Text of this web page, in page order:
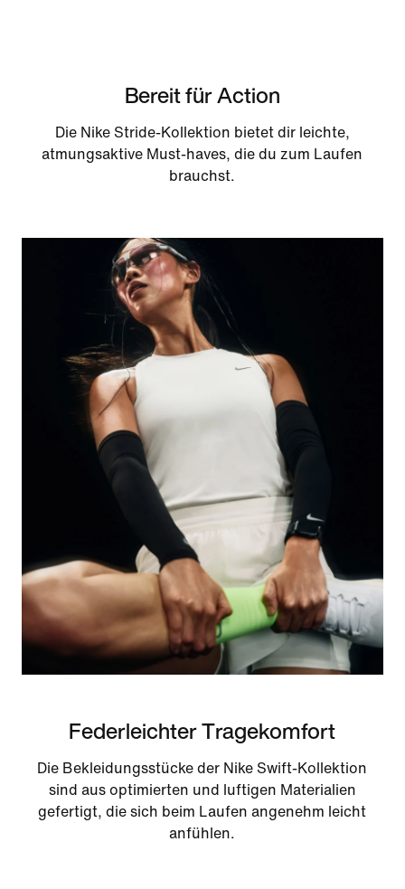
Bereit für Action
Die Nike Stride-Kollektion bietet dir leichte,
atmungsaktive Must-haves, die du zum Laufen
brauchst.
Federleichter Tragekomfort
Die Bekleidungsstücke der Nike Swift-Kollektion
sind aus optimierten und luftigen Materialien
gefertigt, die sich beim Laufen angenehm leicht
anfühlen.